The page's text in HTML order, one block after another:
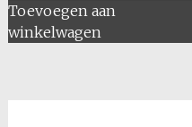
Toevoegen aan
winkelwagen